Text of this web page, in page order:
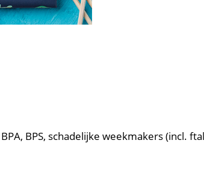
BPS, schadelijke weekmakers (incl.